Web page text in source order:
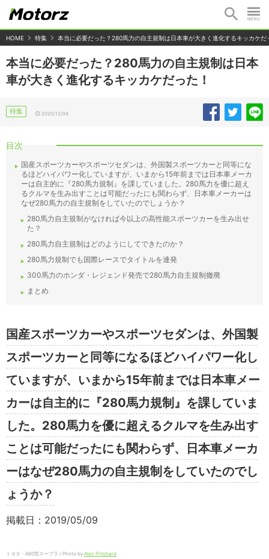
HOME 特集 本当に必要だった？280馬力の自主規制は日本車が大きく進化するキッカケだ
本当に必要だった？280馬力の自主規制は日本
車が大きく進化するキッカケだった！
特集 2020/12/04
目次
国産スポーツカーやスポーツセダンは、外国製スポーツカーと同等にな
るほどハイパワー化していますが、いまから15年前までは日本車メーカ
ーは自主的に『280馬力規制』を課していました。280馬力を優に超え
るクルマを生み出すことは可能だったにも関わらず、日本車メーカーは
なぜ280馬力の自主規制をしていたのでしょうか？
280馬力自主規制がなければ今以上の高性能スポーツカーを生み出せ
た？
280馬力自主規制はどのようにしてできたのか？
280馬力規制でも国際レースでタイトルを連発
300馬力のホンダ・レジェンド発売で280馬力自主規制撤廃
まとめ
国産スポーツカーやスポーツセダンは、外国製
スポーツカーと同等になるほどハイパワー化し
ていますが、いまから15年前までは日本車メー
カーは自主的に『280馬力規制』を課していま
した。280馬力を優に超えるクルマを生み出す
ことは可能だったにも関わらず、日本車メーカ
ーはなぜ280馬力の自主規制をしていたのでし
ょうか？
掲載日：2019/05/09
トヨタ・A80型スープラ / Photo by Alan Pritchard